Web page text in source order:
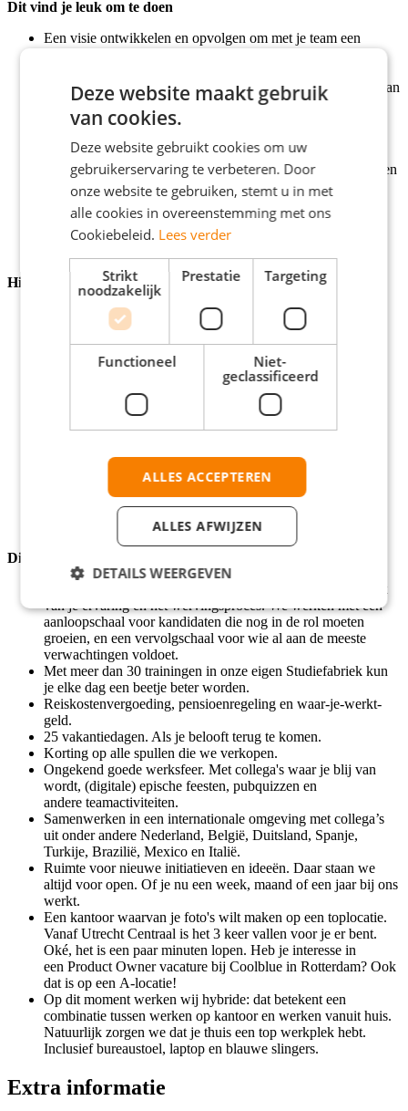
Dit vind je leuk om te doen
Een visie ontwikkelen en opvolgen om met je team een
Je developmentteam inspireren en sparren over de waarde van
epics en user stories.
Stakeholdermanagement: Hoe bereik je het beste resultaat
Op een snelle manier aannames valideren
Impactvolle keuzes maken door te bepalen wat we nu moeten
doen en wat ook later kan.
Wensen op waarde beoordelen door te bepalen welke
verzoeken echt belangrijk zijn.
Hier herken jij jezelf in
Minimaal 2 jaar werkervaring als Product Owner van
meerdere teams in een agile werkomgeving.
Zeer fanatiek op data-driven decisions en ronduit fan van
technologie.
Bouwt gemakkelijk een goede band op met stakeholders en
development teams.
Bewaakt grenzen en weet de juiste afwegingen te maken bij
business verzoeken.
pakken en zorgt dat deze een succes worden.
Je woont in Nederland
Je communiceert op B2 Niveau Engels
Dit zoek jij verder in een baan
Een startsalaris tussen de €4000 en €4700 bruto, afhankelijk
van je ervaring en het wervingsproces. We werken met een
aanloopschaal voor kandidaten die nog in de rol moeten
groeien, en een vervolgschaal voor wie al aan de meeste
verwachtingen voldoet.
Met meer dan 30 trainingen in onze eigen Studiefabriek kun
je elke dag een beetje beter worden.
Reiskostenvergoeding, pensioenregeling en waar-je-werkt-
geld.
25 vakantiedagen. Als je belooft terug te komen.
Korting op alle spullen die we verkopen.
Ongekend goede werksfeer. Met collega's waar je blij van
wordt, (digitale) epische feesten, pubquizzen en
andere teamactiviteiten.
Samenwerken in een internationale omgeving met collega’s
uit onder andere Nederland, België, Duitsland, Spanje,
Turkije, Brazilië, Mexico en Italië.
Ruimte voor nieuwe initiatieven en ideeën. Daar staan we
altijd voor open. Of je nu een week, maand of een jaar bij ons
werkt.
Een kantoor waarvan je foto's wilt maken op een toplocatie.
Vanaf Utrecht Centraal is het 3 keer vallen voor je er bent.
Oké, het is een paar minuten lopen. Heb je interesse in
een Product Owner vacature bij Coolblue in Rotterdam? Ook
dat is op een A-locatie!
Op dit moment werken wij hybride: dat betekent een
combinatie tussen werken op kantoor en werken vanuit huis.
Natuurlijk zorgen we dat je thuis een top werkplek hebt.
Inclusief bureaustoel, laptop en blauwe slingers.
Extra informatie
Deze website maakt gebruik
van cookies.
Deze website gebruikt cookies om uw
gebruikerservaring te verbeteren. Door
onze website te gebruiken, stemt u in met
alle cookies in overeenstemming met ons
Cookiebeleid. Lees verder
Strikt
noodzakelijk
Prestatie Targeting
Functioneel
Niet-
geclassificeerd
ALLES ACCEPTEREN
ALLES AFWIJZEN
DETAILS WEERGEVEN